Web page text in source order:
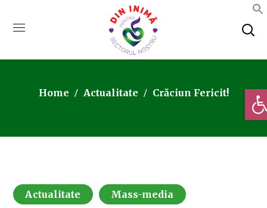
Home Actualitate Crăciun Fericit!
Actualitate Mass-media